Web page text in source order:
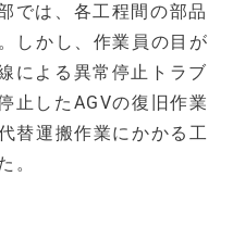
では、各工程間の部品
しかし、作業員の目が
による異常停止トラブ
止したAGVの復旧作業
替運搬作業にかかる工
。